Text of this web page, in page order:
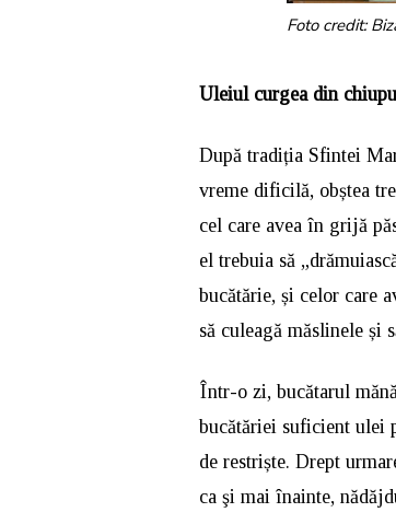
Foto credit:
Uleiul curgea din
După tradiția Sfintei
vreme dificilă, obștea
cel care avea în grijă
el trebuia să
bucătărie, și celor care
să culeagă măslinele și
Într-o zi, bucătarul
bucătăriei suficient ulei
de restriște. Drept
ca şi mai înainte,